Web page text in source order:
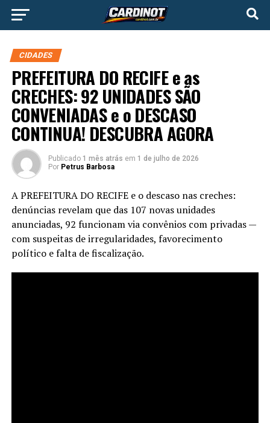
CIDADES
PREFEITURA DO RECIFE e as
CRECHES: 92 UNIDADES SÃO
CONVENIADAS e o DESCASO
CONTINUA! DESCUBRA AGORA
Publicado 1 mês atrás em 1 de julho de 2026
Por Petrus Barbosa
A PREFEITURA DO RECIFE e o descaso nas creches:
denúncias revelam que das 107 novas unidades
anunciadas, 92 funcionam via convênios com privadas —
com suspeitas de irregularidades, favorecimento
político e falta de fiscalização.